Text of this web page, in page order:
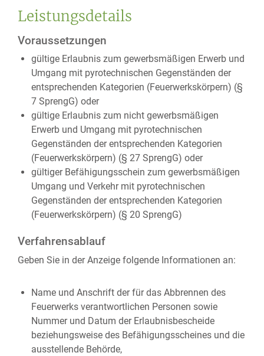
Leistungsdetails
Voraussetzungen
gültige Erlaubnis zum gewerbsmäßigen Erwerb und
Umgang mit pyrotechnischen Gegenständen der
entsprechenden Kategorien (Feuerwerkskörpern) (§
7 SprengG) oder
gültige Erlaubnis zum nicht gewerbsmäßigen
Erwerb und Umgang mit pyrotechnischen
Gegenständen der entsprechenden Kategorien
(Feuerwerkskörpern) (§ 27 SprengG) oder
gültiger Befähigungsschein zum gewerbsmäßigen
Umgang und Verkehr mit pyrotechnischen
Gegenständen der entsprechenden Kategorien
(Feuerwerkskörpern) (§ 20 SprengG)
Verfahrensablauf
Geben Sie in der Anzeige folgende Informationen an:
Name und Anschrift der für das Abbrennen des
Feuerwerks verantwortlichen Personen sowie
Nummer und Datum der Erlaubnisbescheide
beziehungsweise des Befähigungsscheines und die
ausstellende Behörde,